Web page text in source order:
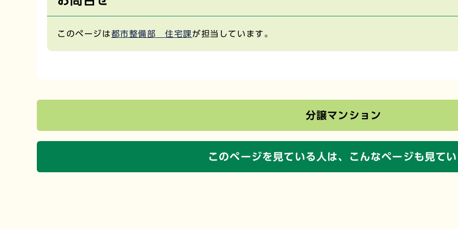
このページは都市整備部 住宅課が担当しています。
分譲マンション
このページを見ている人は、 こんなページも見て